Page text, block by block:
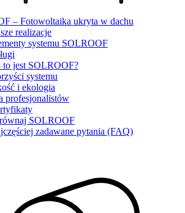
– Fotowoltaika ukryta w dachu
realizacje
systemu SOLROOF
to jest SOLROOF?
systemu
i ekologia
profesjonalistów
SOLROOF
zadawane pytania (FAQ)